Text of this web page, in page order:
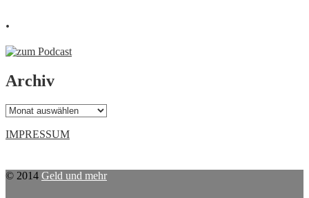
.
Archiv
Archiv
IMPRESSUM
© 2014 Geld und mehr